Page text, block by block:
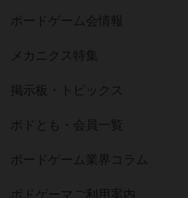
ボードゲーム会情報
メカニクス特集
掲示板・トピックス
ボドとも・会員一覧
ボードゲーム業界コラム
ボドゲーマご利用案内